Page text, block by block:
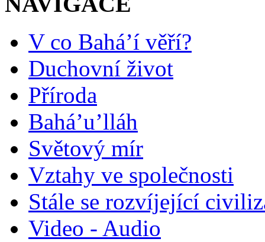
V co Bahá’í věří?
Duchovní život
Příroda
Bahá’u’lláh
Světový mír
Vztahy ve společnosti
Stále se rozvíjející
Video - Audio